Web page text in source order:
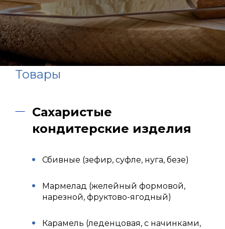
Товары
Сахаристые
кондитерские изделия
Сбивные (зефир, суфле, нуга, безе)
Мармелад (желейный формовой,
нарезной, фруктово-ягодный)
Карамель (леденцовая, с начинками,